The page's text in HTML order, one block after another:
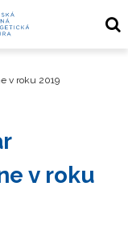
v roku 2019
v roku